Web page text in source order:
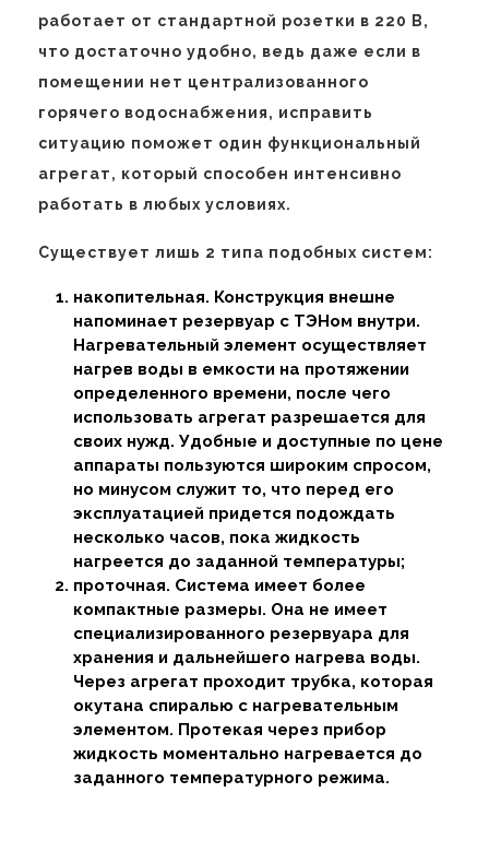
работает от стандартной розетки в 220 В,
что достаточно удобно, ведь даже если в
помещении нет централизованного
горячего водоснабжения, исправить
ситуацию поможет один функциональный
агрегат, который способен интенсивно
работать в любых условиях.
Существует лишь 2 типа подобных систем:
накопительная. Конструкция внешне
напоминает резервуар с ТЭНом внутри.
Нагревательный элемент осуществляет
нагрев воды в емкости на протяжении
определенного времени, после чего
использовать агрегат разрешается для
своих нужд. Удобные и доступные по цене
аппараты пользуются широким спросом,
но минусом служит то, что перед его
эксплуатацией придется подождать
несколько часов, пока жидкость
нагреется до заданной температуры;
проточная. Система имеет более
компактные размеры. Она не имеет
специализированного резервуара для
хранения и дальнейшего нагрева воды.
Через агрегат проходит трубка, которая
окутана спиралью с нагревательным
элементом. Протекая через прибор
жидкость моментально нагревается до
заданного температурного режима.